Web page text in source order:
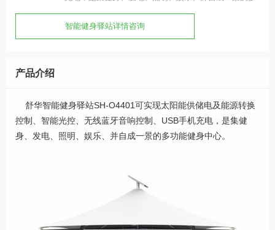
智能健身驿站详情咨询
产品介绍
舒华智能健身驿站SH-O4401可实现太阳能供储电及能源转换
控制、智能光控、无线蓝牙音响控制、USB手机充电，是集健
身、发电、照明、娱乐、并自成一景的多功能健身中心。